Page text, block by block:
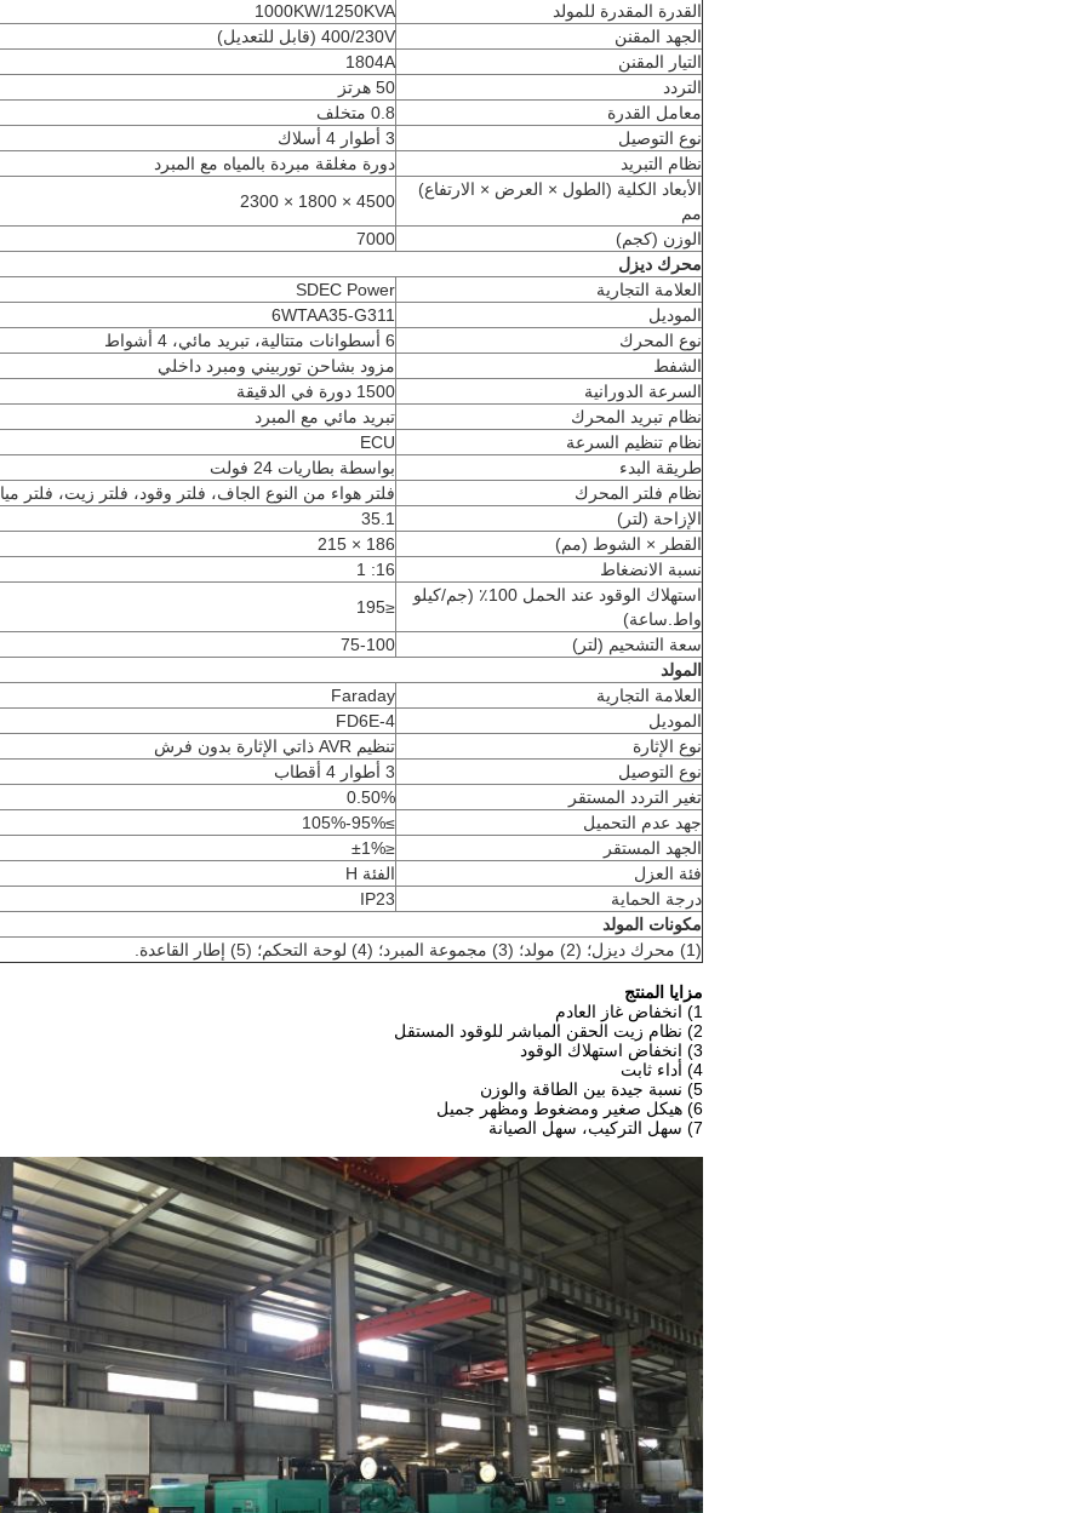
القدرة المقدرة للمولد
1000KW/1250KVA
الجهد المقنن
400/230V (قابل للتعديل)
التيار المقنن
1804A
التردد
50 هرتز
معامل القدرة
0.8 متخلف
نوع التوصيل
3 أطوار 4 أسلاك
نظام التبريد
دورة مغلقة مبردة بالمياه مع المبرد
الأبعاد الكلية (الطول × العرض × الارتفاع)
مم
4500 × 1800 × 2300
الوزن (كجم)
7000
محرك ديزل
العلامة التجارية
SDEC Power
الموديل
6WTAA35-G311
نوع المحرك
6 أسطوانات متتالية، تبريد مائي، 4 أشواط
الشفط
مزود بشاحن توربيني ومبرد داخلي
السرعة الدورانية
1500 دورة في الدقيقة
نظام تبريد المحرك
تبريد مائي مع المبرد
نظام تنظيم السرعة
ECU
طريقة البدء
بواسطة بطاريات 24 فولت
نظام فلتر المحرك
فلتر هواء من النوع الجاف، فلتر وقود، فلتر زيت، فلتر
الإزاحة (لتر)
35.1
القطر × الشوط (مم)
186 × 215
نسبة الانضغاط
16: 1
استهلاك الوقود عند الحمل 100٪ (جم/كيلو
واط.ساعة)
≤195
سعة التشحيم (لتر)
75-100
المولد
العلامة التجارية
Faraday
الموديل
FD6E-4
نوع الإثارة
تنظيم AVR ذاتي الإثارة بدون فرش
نوع التوصيل
3 أطوار 4 أقطاب
تغير التردد المستقر
0.50%
جهد عدم التحميل
≥95%-105%
الجهد المستقر
≤±1%
فئة العزل
الفئة H
درجة الحماية
IP23
مكونات المولد
(1) محرك ديزل؛ (2) مولد؛ (3) مجموعة المبرد؛ (4) لوحة التحكم؛ (5) إطار القاعدة.
مزايا المنتج
1) انخفاض غاز العادم
2) نظام زيت الحقن المباشر للوقود المستقل
3) انخفاض استهلاك الوقود
4) أداء ثابت
5) نسبة جيدة بين الطاقة والوزن
6) هيكل صغير ومضغوط ومظهر جميل
7) سهل التركيب، سهل الصيانة